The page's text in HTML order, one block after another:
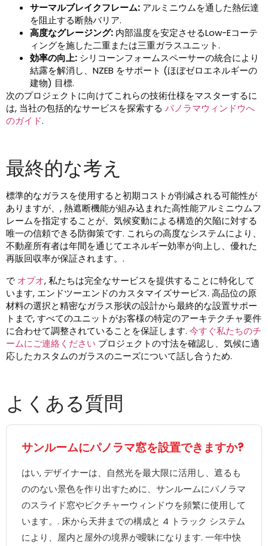
サーマルブレイクフレーム: アルミニウムを通した熱伝達
を阻止する断熱バリア.
高度なグレージング: 内部温度を安定させるLow-Eコーテ
ィングを施した二重または三重ガラスユニット.
効率の向上: シリコーンフォームスペーサーの統合により
結露を解消し、NZEB をサポート (ほぼゼロエネルギーの
建物) 目標.
次のプロジェクトに向けてこれらの技術仕様をマスターするに
は, 当社の包括的なサービスを探索する パノラマウィンドウへ
のガイド.
最終的な考え
標準的なガラスを使用すると初期コストが削減される可能性が
ありますが、, 熱遮断機能が組み込まれた高性能アルミニウムフ
レームを指定することが、気候変動による構造的欠陥に対する
唯一の信頼できる防御策です. これらの高度なシステムにより、
不動産所有者は年間を通じてエネルギー効率が向上し、優れた
再販回収率が保証されます。.
で オプオ, 私たちは完全なサービスを提供することに特化して
います, エンドツーエンドのカスタマイズサービス. 高品位の原
材料の選択と精密なガラス形状の設計から最終的な設置サポー
トまで, すべてのユニットがお客様の特定のアーキテクチャ要件
に合わせて調整されていることを保証します. 今すぐ私たちのチ
ームにご連絡ください プロジェクトの寸法を確認し、気候に適
応したカスタムのガラスのニーズについて話し合うため.
よくある質問
サンルームにパノラマ窓を設置できますか?
はい, デザイナーは、自然光を最大限に活用し、遮るも
ののない景色を作り出すために、サンルームにパノラマ
のスライド窓やピクチャーウィンドウを頻繁に使用して
います。. 床から天井までの構成と 4 トラック システム
により、屋内と屋外の境界が曖昧になります. 一年中快